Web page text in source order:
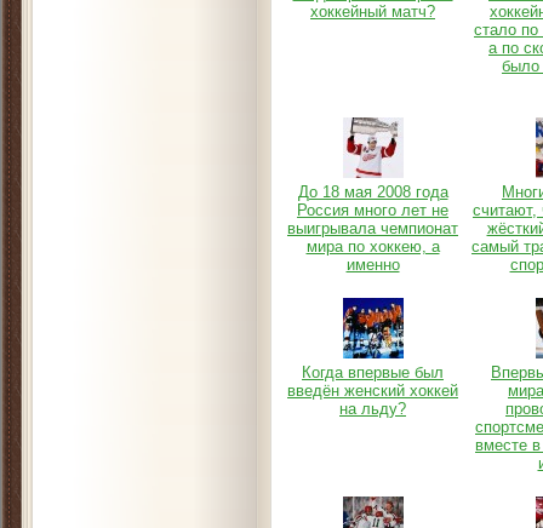
хоккейный матч?
стало
а по
было
До 18 мая 2008 года
Россия много лет не
выигрывала чемпионат
мира по хоккею, а
именно
считают,
самый
Когда впервые был
введён женский хоккей
на льду?
вместе